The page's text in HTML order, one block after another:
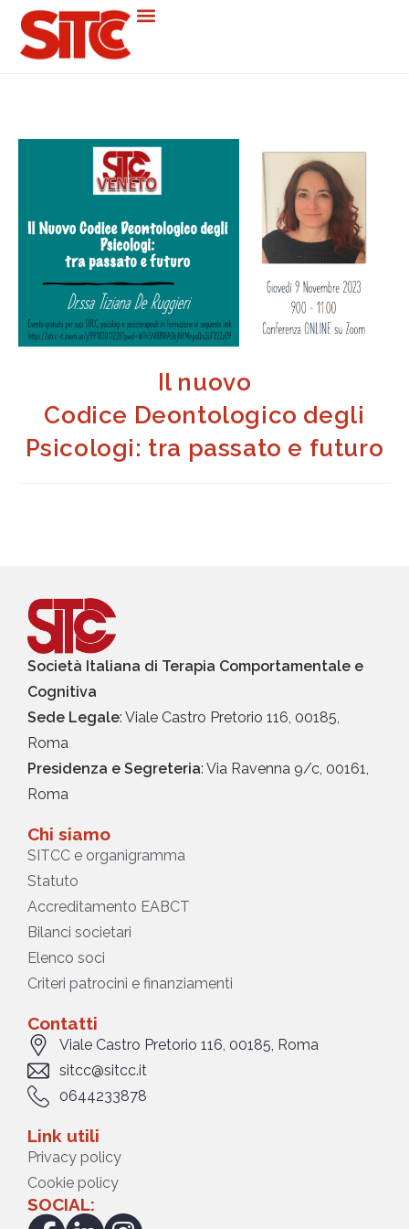
Il nuovo
Codice Deontologico degli
Psicologi: tra passato e futuro
Società Italiana di Terapia Comportamentale e
Cognitiva
Sede Legale: Viale Castro Pretorio 116, 00185,
Roma
Presidenza e Segreteria: Via Ravenna 9/c, 00161,
Roma
Chi siamo
SITCC e organigramma
Statuto
Accreditamento EABCT
Bilanci societari
Elenco soci
Criteri patrocini e finanziamenti
Contatti
Viale Castro Pretorio 116, 00185, Roma
sitcc@sitcc.it
0644233878
Link utili
Privacy policy
Cookie policy
SOCIAL: